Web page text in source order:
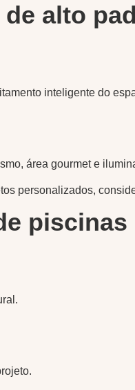
alto
inteligente do
área gourmet e
personalizados,
piscinas